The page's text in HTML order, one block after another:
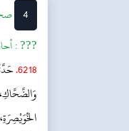
4
??? :
6218.